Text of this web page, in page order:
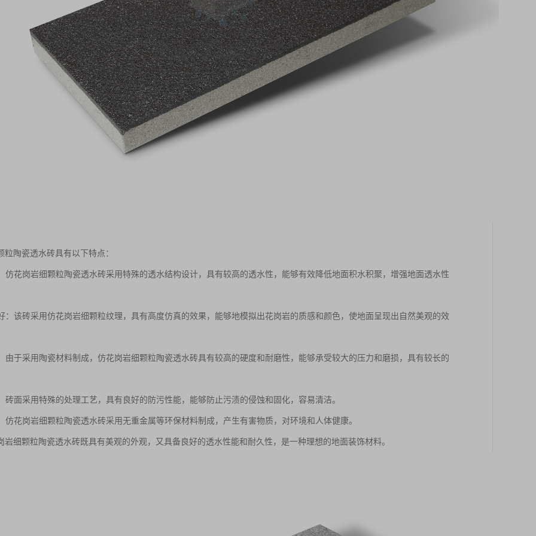
粒陶瓷透水砖具有以下特点：
仿花岗岩细颗粒陶瓷透水砖采用特殊的透水结构设计，具有较高的透水性，能够有效降低地面积水积聚，增强地面透水性
：该砖采用仿花岗岩细颗粒纹理，具有高度仿真的效果，能够地模拟出花岗岩的质感和颜色，使地面呈现出自然美观的效
由于采用陶瓷材料制成，仿花岗岩细颗粒陶瓷透水砖具有较高的硬度和耐磨性，能够承受较大的压力和磨损，具有较长的
砖面采用特殊的处理工艺，具有良好的防污性能，能够防止污渍的侵蚀和固化，容易清洁。
仿花岗岩细颗粒陶瓷透水砖采用无重金属等环保材料制成，产生有害物质，对环境和人体健康。
岩细颗粒陶瓷透水砖既具有美观的外观，又具备良好的透水性能和耐久性，是一种理想的地面装饰材料。